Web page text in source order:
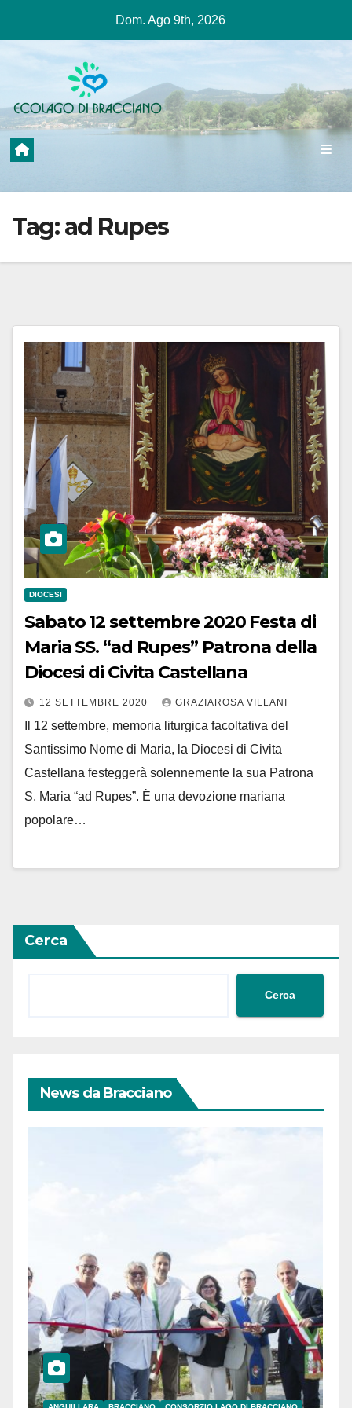
contenuto
Dom. Ago 9th, 2026
Tag:ad Rupes
DIOCESI
Sabato 12 settembre 2020 Festa di
Maria SS. “ad Rupes” Patrona della
Diocesi di Civita Castellana
12 SETTEMBRE 2020 GRAZIAROSA VILLANI
Il 12 settembre, memoria liturgica facoltativa del
Santissimo Nome di Maria, la Diocesi di Civita
Castellana festeggerà solennemente la sua Patrona
S. Maria “ad Rupes”. È una devozione mariana
popolare…
Cerca
Cerca
News da Bracciano